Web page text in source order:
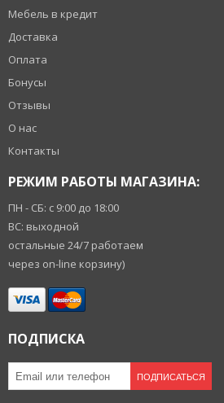
Мебель в кредит
Доставка
Оплата
Бонусы
Отзывы
О нас
Контакты
РЕЖИМ РАБОТЫ МАГАЗИНА:
ПН - СБ: с 9:00 до 18:00
ВС: выходной
остальные 24/7 работаем
через on-line корзину)
ПОДПИСКА
ПОДПИСАТЬСЯ